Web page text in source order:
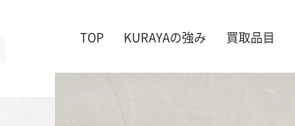
TOP KURAYAの強み 買取品目